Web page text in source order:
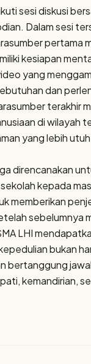
sesi diskusi
Dalam sesi
pertama
kesiapan
yang
dan
terakhir
di wilayah
yang lebih
direncanakan
kepada
memberikan
sebelumnya
LHI
bukan
bertanggung
kemandirian,